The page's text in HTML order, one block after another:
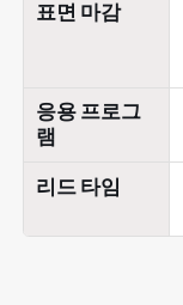
표면 마감
응용 프로그
램
리드 타임